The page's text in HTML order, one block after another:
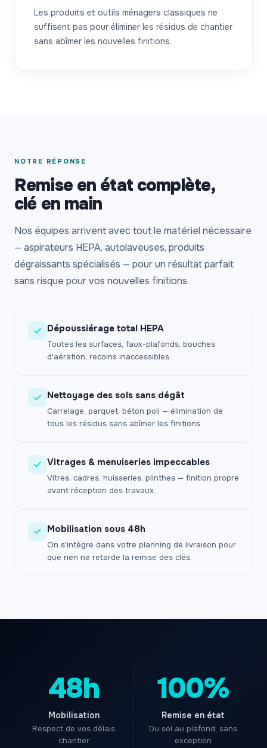
Les produits et outils ménagers classiques ne
suffisent pas pour éliminer les résidus de chantier
sans abîmer les nouvelles finitions.
NOTRE RÉPONSE
Remise en état complète,
clé en main
Nos équipes arrivent avec tout le matériel nécessaire
— aspirateurs HEPA, autolaveuses, produits
dégraissants spécialisés — pour un résultat parfait
sans risque pour vos nouvelles finitions.
Dépoussiérage total HEPA
Toutes les surfaces, faux-plafonds, bouches
d'aération, recoins inaccessibles.
Nettoyage des sols sans dégât
Carrelage, parquet, béton poli — élimination de
tous les résidus sans abîmer les finitions.
Vitrages & menuiseries impeccables
Vitres, cadres, huisseries, plinthes — finition propre
avant réception des travaux.
Mobilisation sous 48h
On s'intègre dans votre planning de livraison pour
que rien ne retarde la remise des clés.
48h
Mobilisation
Respect de vos délais
chantier
100%
Remise en état
Du sol au plafond, sans
exception